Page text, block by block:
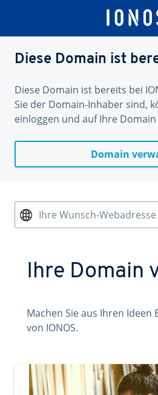
Diese Domain ist
Diese Domain ist bereits bei
Sie der Domain-Inhaber sind,
einloggen und auf Ihre
Domain
Ihre Wunsch-Webadresse
Ihre Domain
Machen Sie aus Ihren Ideen
von IONOS.